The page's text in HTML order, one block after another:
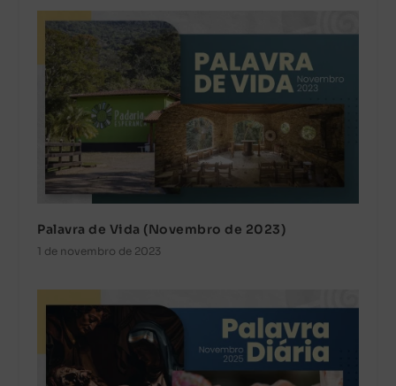
Palavra de Vida (Novembro de 2023)
1 de novembro de 2023